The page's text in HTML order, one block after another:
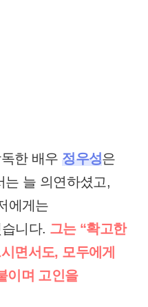
독한 배우정우성은
는 늘 의연하셨고,
에게는
니다. 그는 “확고한
면서도, 모두에게
이며 고인을